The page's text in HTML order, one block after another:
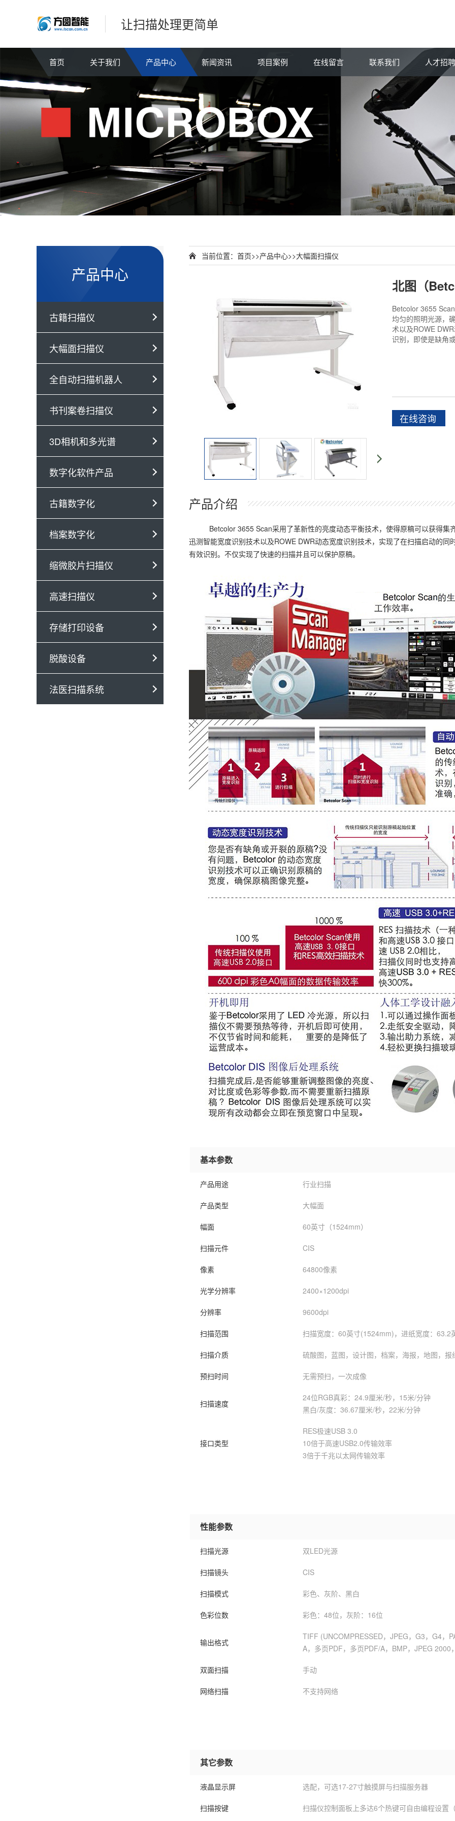
让扫描处理更简单
首页 关于我们 产品中心 新闻资讯 项目案例 在线留言 联系我们 人才招聘
产品中心
古籍扫描仪
大幅面扫描仪
全自动扫描机器人
书刊案卷扫描仪
3D相机和多光谱
数字化软件产品
古籍数字化
档案数字化
缩微胶片扫描仪
高速扫描仪
存储打印设备
脱酸设备
法医扫描系统
当前位置： 首页>>产品中心>>大幅面扫描仪
Betcolor 3655
均匀的照明光源，
术以及ROWE
识别，即使是缺角
在线咨询
产品介绍
Betcolor 3655 Scan采用了革新性的亮度动态平衡技术，使得原稿可以获得集
迅测智能宽度识别技术以及ROWE DWR动态宽度识别技术，实现了在扫描启动的
有效识别。不仅实现了快速的扫描并且可以保护原稿。
基本参数
产品用途 行业扫描
产品类型 大幅面
幅面 60英寸（1524mm）
扫描元件 CIS
像素 64800像素
光学分辨率 2400×1200dpi
分辨率 9600dpi
扫描范围 扫描宽度：60英寸(1524mm)，进纸宽度：
扫描介质 硫酸图，蓝图，设计图，档案，海报，地图，报
预扫时间 无需预扫，一次成像
扫描速度
24位RGB真彩：24.9厘米/秒，15米/分钟
黑白/灰度：36.67厘米/秒，22米/分钟
接口类型
RES极速USB 3.0
10倍于高速USB2.0传输效率
3倍于千兆以太网传输效率
性能参数
扫描光源 双LED光源
扫描镜头 CIS
扫描模式 彩色、灰阶、黑白
色彩位数 彩色：48位，灰阶：16位
输出格式
TIFF (UNCOMPRESSED，JPEG，G3，G4，
A，多页PDF，多页PDF/A，BMP，JPEG 2000
双面扫描 手动
网络扫描 不支持网络
其它参数
液晶显示屏 选配，可选17-27寸触摸屏与扫描服务器
扫描按键 扫描仪控制面板上多达6个热键可自由编程设置